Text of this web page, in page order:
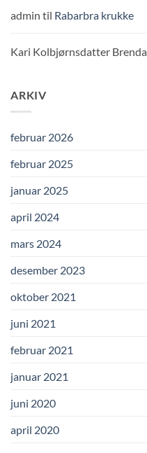
admin til Rabarbra krukke
Kari Kolbjørnsdatter Brenda
ARKIV
februar 2026
februar 2025
januar 2025
april 2024
mars 2024
desember 2023
oktober 2021
juni 2021
februar 2021
januar 2021
juni 2020
april 2020